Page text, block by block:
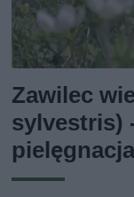
Zawilec
sylvestris)